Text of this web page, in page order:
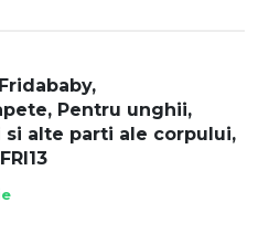
Pentru unghii,
si alte parti ale corpului,